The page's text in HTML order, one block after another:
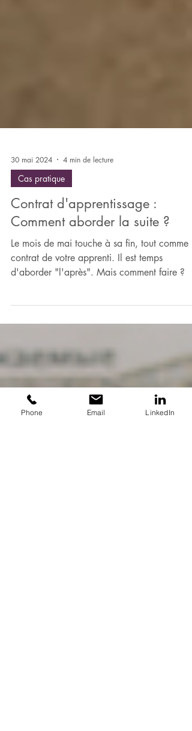
30 mai 2024 4 min de lecture
Contrat d'apprentissage :
Comment aborder la suite ?
d'aborder "l'après". Mais comment faire ?
Phone Email LinkedIn